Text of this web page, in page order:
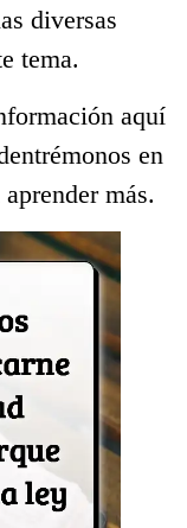
diversas
tema.
aquí
en
más.